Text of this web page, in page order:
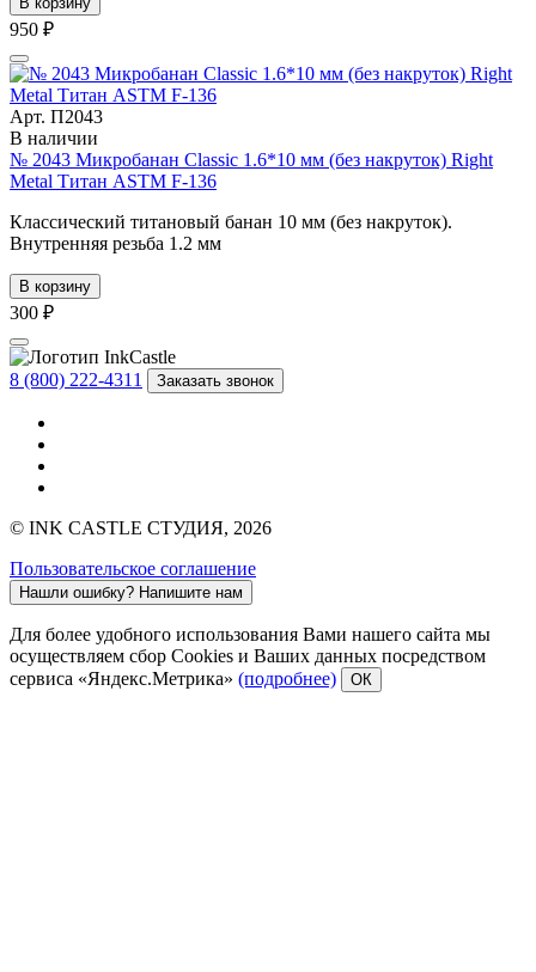
950 ₽
Арт. П2043
В наличии
№ 2043 Микробанан Classic 1.6*10 мм (без накруток) Right
Metal Титан ASTM F-136
Классический титановый банан 10 мм (без накруток).
Внутренняя резьба 1.2 мм
В корзину
300 ₽
8 (800) 222-4311 Заказать звонок
© INK CASTLE СТУДИЯ, 2026
Пользовательское соглашение
Нашли ошибку? Напишите нам
Для более удобного использования Вами нашего сайта мы
осуществляем сбор Cookies и Ваших данных посредством
сервиса «Яндекс.Метрика» (подробнее) ОК